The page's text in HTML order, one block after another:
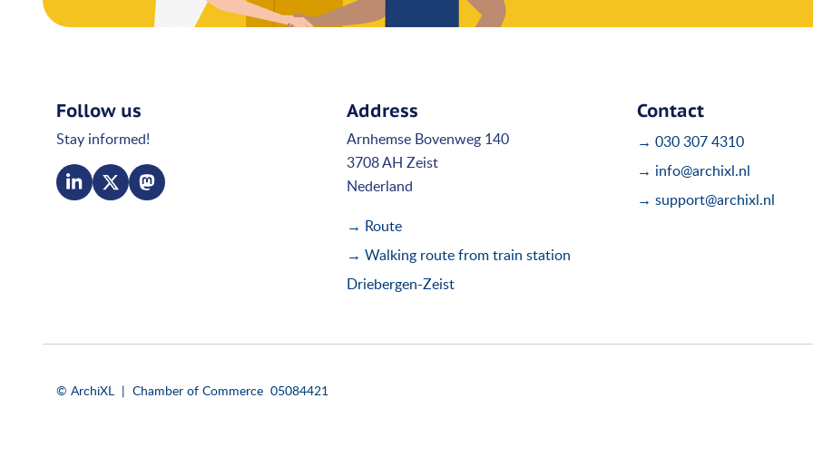
Follow us
Stay informed!
Address
Arnhemse Bovenweg 140
3708 AH Zeist
Nederland
→ Route
→ Walking route from train station
Driebergen-Zeist
Contact
→ 030 307 4310
→ info@archixl.nl
→ support@archixl.nl
© ArchiXL | Chamber of Commerce 05084421